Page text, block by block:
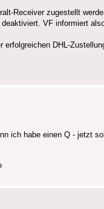
Receiver zugestellt
VF informiert
DHL-
ich habe einen Q - jetzt